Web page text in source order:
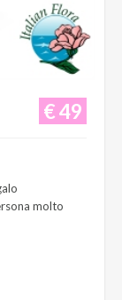
€ 49
molto